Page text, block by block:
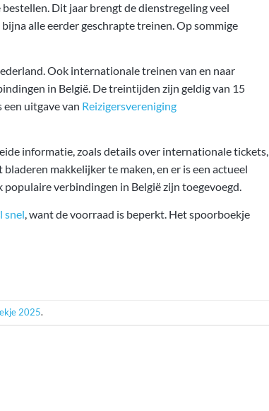
Dit jaar brengt de dienstregeling veel
alle eerder geschrapte treinen. Op sommige
Ook internationale treinen van en naar
in België. De treintijden zijn geldig van 15
uitgave van Reizigersvereniging
informatie, zoals details over internationale tickets,
makkelijker te maken, en er is een actueel
populaire verbindingen in België zijn toegevoegd.
snel, want de voorraad is beperkt. Het spoorboekje
2025.